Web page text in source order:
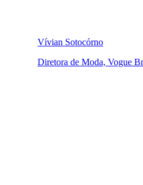
Vívian Sotocórno
Diretora de Moda, Vogue